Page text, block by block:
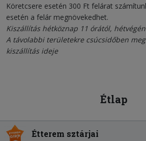
Köretcsere esetén 300 Ft felárat
esetén a felár megnövekedhet.
Kiszállítás hétköznap 11 órától,
A távolabbi területekre csúcsidőben
kiszállítás ideje
Étlap
Étterem sztárjai